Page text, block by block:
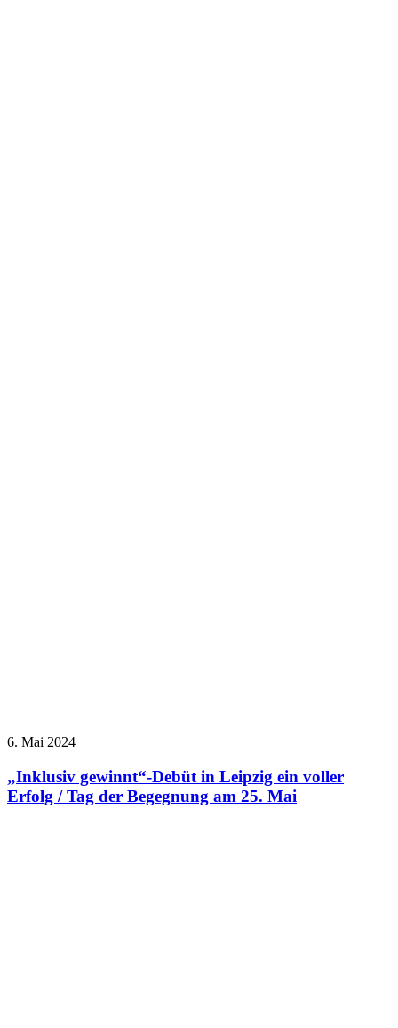
6. Mai 2024
„Inklusiv gewinnt“-Debüt in Leipzig ein voller
Erfolg / Tag der Begegnung am 25. Mai